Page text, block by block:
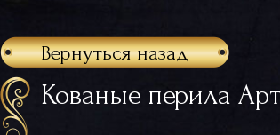
Вернуться назад
Кованые перила